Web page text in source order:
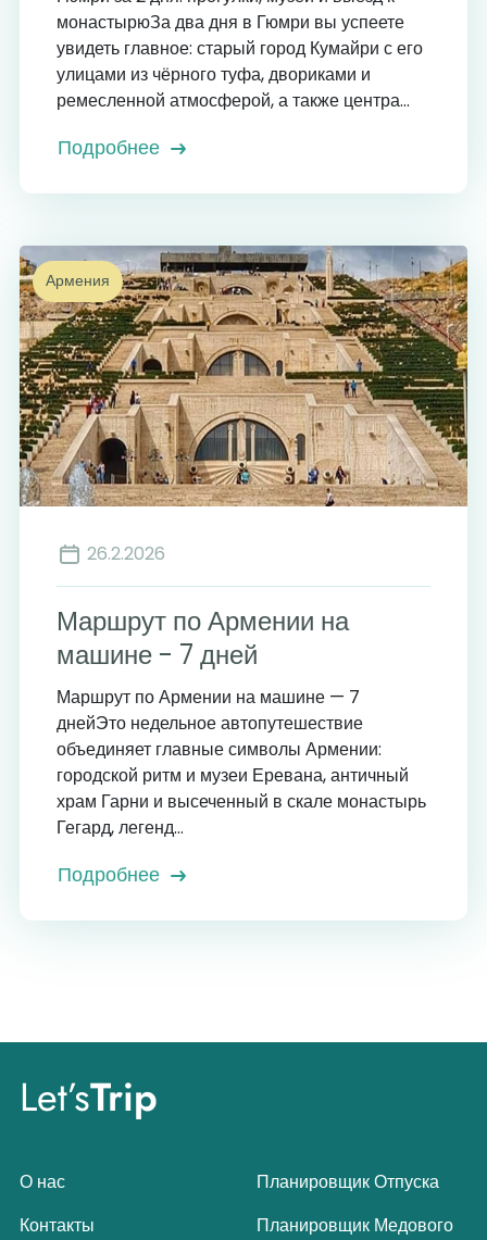
монастырюЗа два дня в Гюмри вы успеете
увидеть главное: старый город Кумайри с его
улицами из чёрного туфа, двориками и
ремесленной атмосферой, а также центра...
Подробнее
Армения
26.2.2026
Маршрут по Армении на
машине - 7 дней
Маршрут по Армении на машине — 7
днейЭто недельное автопутешествие
объединяет главные символы Армении:
городской ритм и музеи Еревана, античный
храм Гарни и высеченный в скале монастырь
Гегард, легенд...
Подробнее
Let’sTrip
О нас
Контакты
Планировщик Отпуска
Планировщик Медового